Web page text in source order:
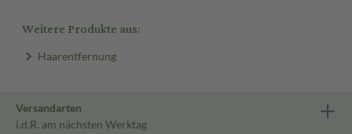
Weitere Produkte aus:
Haarentfernung
Versandarten
i.d.R. am nächsten Werktag